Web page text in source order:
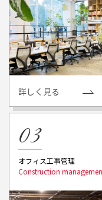
詳しく見る
オフィス工事管理